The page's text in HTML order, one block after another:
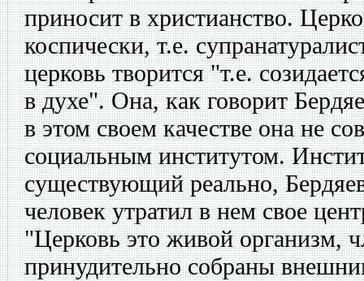
приносит в христианство.
коспически, т.е.
церковь творится "т.е.
в духе". Она, как говорит
в этом своем качестве она не
социальным институтом.
существующий реально,
человек утратил в нем свое
"Церковь это живой организм,
принудительно собраны